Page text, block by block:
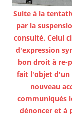
Suite à la
par la
consulté. Celui
d'expression
bon droit à re-
fait l'objet d'un
nouveau
communiqués
dénoncer et à